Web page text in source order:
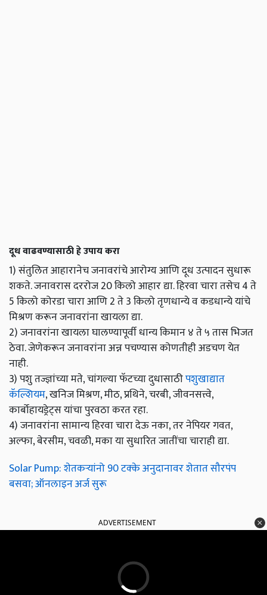
दूध वाढवण्यासाठी हे उपाय करा
1) संतुलित आहारानेच जनावरांचे आरोग्य आणि दूध उत्पादन सुधारू
शकते. जनावरास दररोज 20 किलो आहार द्या. हिरवा चारा तसेच 4 ते
5 किलो कोरडा चारा आणि 2 ते 3 किलो तृणधान्ये व कडधान्ये यांचे
मिश्रण करून जनावरांना खायला द्या.
2) जनावरांना खायला घालण्यापूर्वी धान्य किमान ४ ते ५ तास भिजत
ठेवा. जेणेकरून जनावरांना अन्न पचण्यास कोणतीही अडचण येत
नाही.
3) पशु तज्ज्ञांच्या मते, चांगल्या फॅटच्या दुधासाठीपशुखाद्यात
कॅल्शियम, खनिज मिश्रण, मीठ, प्रथिने, चरबी, जीवनसत्त्वे,
कार्बोहायड्रेट्स यांचा पुरवठा करत रहा.
4) जनावरांना सामान्य हिरवा चारा देऊ नका, तर नेपियर गवत,
अल्फा, बेरसीम, चवळी, मका या सुधारित जातींचा चाराही द्या.
Solar Pump: शेतकऱ्यांनो 90 टक्के अनुदानावर शेतात सौरपंप
बसवा; ऑनलाइन अर्ज सुरू